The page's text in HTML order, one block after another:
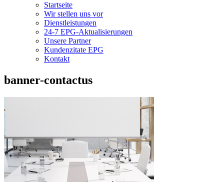
Startseite
Wir stellen uns vor
Dienstleistungen
24-7 EPG-Aktualisierungen
Unsere Partner
Kundenzitate EPG
Kontakt
banner-contactus